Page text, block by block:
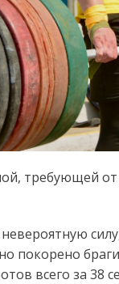
требующей
покорено
всего за 38